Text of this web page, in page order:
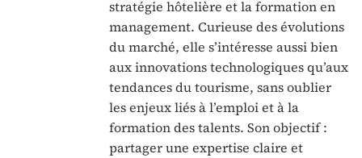
stratégie hôtelière et la formation en
management. Curieuse des évolutions
du marché, elle s’intéresse aussi bien
aux innovations technologiques qu’aux
tendances du tourisme, sans oublier
les enjeux liés à l’emploi et à la
formation des talents. Son objectif :
partager une expertise claire et